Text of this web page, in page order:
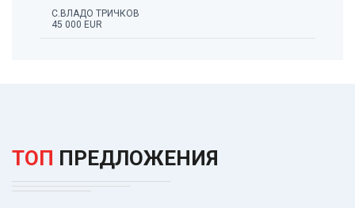
С.ВЛАДО ТРИЧКОВ
45 000 EUR
ТОП ПРЕДЛОЖЕНИЯ